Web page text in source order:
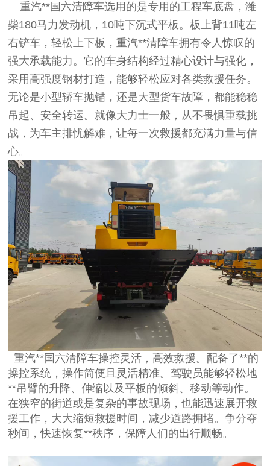
重汽**国六清障车选用的是专用的工程车底盘，潍
柴180马力发动机，10吨下沉式平板。板上背11吨左
右铲车，轻松上下板，重汽**清障车拥有令人惊叹的
强大承载能力。它的车身结构经过精心设计与强化，
采用高强度钢材打造，能够轻松应对各类救援任务。
无论是小型轿车抛锚，还是大型货车故障，都能稳稳
吊起、安全转运。就像大力士一般，从不畏惧重载挑
战，为车主排忧解难，让每一次救援都充满力量与信
心。
重汽**国六清障车操控灵活，高效救援。配备了**的
操控系统，操作简便且灵活精准。驾驶员能够轻松地
**吊臂的升降、伸缩以及平板的倾斜、移动等动作。
在狭窄的街道或是复杂的事故现场，也能迅速展开救
援工作，大大缩短救援时间，减少道路拥堵。争分夺
秒间，快速恢复**秩序，保障人们的出行顺畅。